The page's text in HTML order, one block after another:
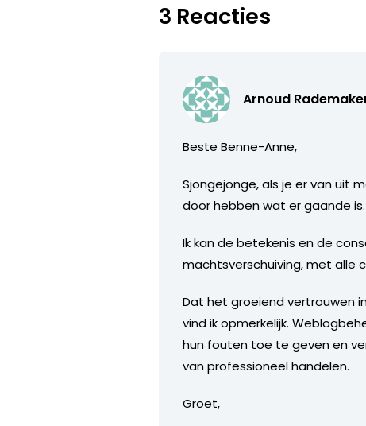
3 Reacties
Arnoud
Beste Benne-Anne,
Sjongejonge, als je er van uit
door hebben wat er gaande
Ik kan de betekenis en de
machtsverschuiving, met alle
Dat het groeiend vertrouwen
vind ik opmerkelijk.
hun fouten toe te geven en
van professioneel handelen.
Groet,